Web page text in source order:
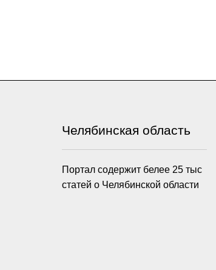
Челябинская область
Портал содержит белее 25 тыс
статей о Челябинской области